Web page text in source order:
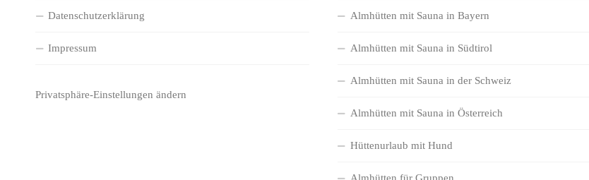
Datenschutzerklärung
Impressum
Privatsphäre-Einstellungen ändern
Almhütten mit Sauna in Bayern
Almhütten mit Sauna in Südtirol
Almhütten mit Sauna in der Schweiz
Almhütten mit Sauna in Österreich
Hüttenurlaub mit Hund